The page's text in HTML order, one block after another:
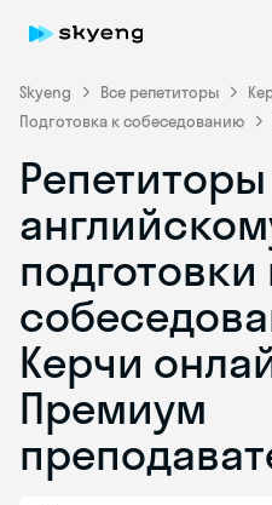
Skyeng Все репетиторы
Подготовка к собеседованию
подготовки
Керчи
Премиум
Skyeng Chat